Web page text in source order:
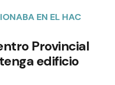
EN EL HAC
Provincial
edificio